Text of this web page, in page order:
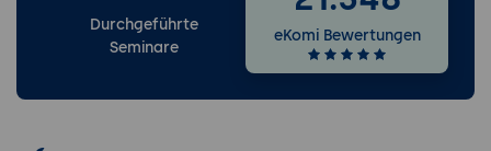
Durchgeführte
Seminare
eKomi Bewertungen